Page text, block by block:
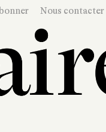
Nous contacter